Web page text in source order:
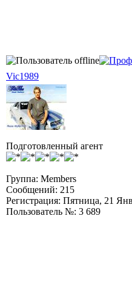
Vic1989
Подготовленный агент
Группа: Members
Сообщений: 215
Регистрация: Пятница, 21
Пользователь №: 3 689